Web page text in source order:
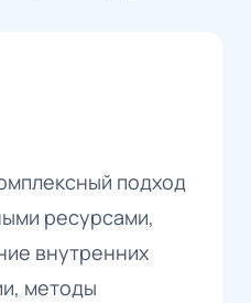
подход
ресурсами,
внутренних
методы